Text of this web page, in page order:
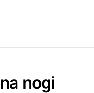
nogi